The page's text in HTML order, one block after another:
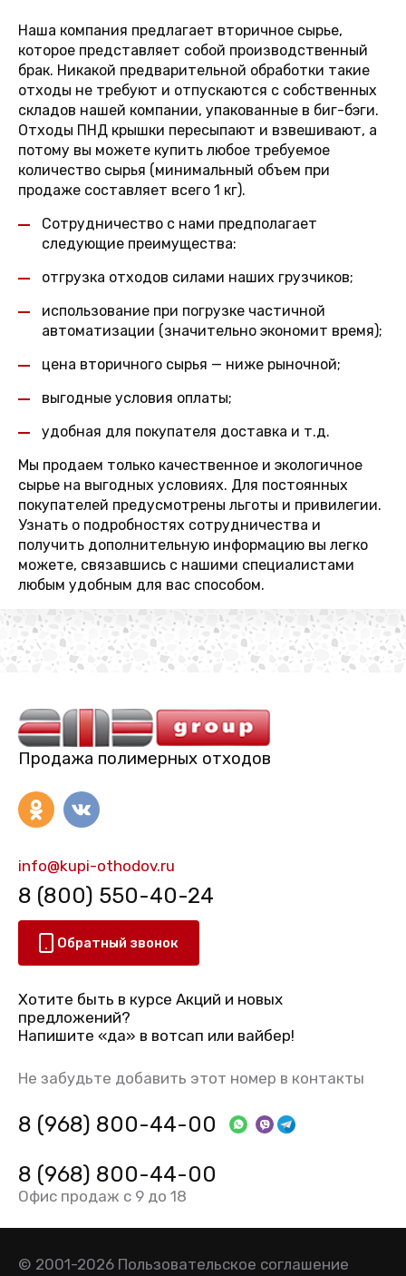
Наша компания предлагает вторичное сырье,
которое представляет собой производственный
брак. Никакой предварительной обработки такие
отходы не требуют и отпускаются с собственных
складов нашей компании, упакованные в биг-бэги.
Отходы ПНД крышки пересыпают и взвешивают, а
потому вы можете купить любое требуемое
количество сырья (минимальный объем при
продаже составляет всего 1 кг).
Сотрудничество с нами предполагает
следующие преимущества:
отгрузка отходов силами наших грузчиков;
использование при погрузке частичной
автоматизации (значительно экономит время);
цена вторичного сырья — ниже рыночной;
выгодные условия оплаты;
удобная для покупателя доставка и т.д.
Мы продаем только качественное и экологичное
сырье на выгодных условиях. Для постоянных
покупателей предусмотрены льготы и привилегии.
Узнать о подробностях сотрудничества и
получить дополнительную информацию вы легко
можете, связавшись с нашими специалистами
любым удобным для вас способом.
Продажа полимерных отходов
info@kupi-othodov.ru
8 (800) 550-40-24
Обратный звонок
Хотите быть в курсе Акций и новых
предложений?
Напишите «да» в вотсап или вайбер!
Не забудьте добавить этот номер в контакты
8 (968) 800-44-00
8 (968) 800-44-00
Офис продаж с 9 до 18
© 2001-2026 Пользовательское соглашение